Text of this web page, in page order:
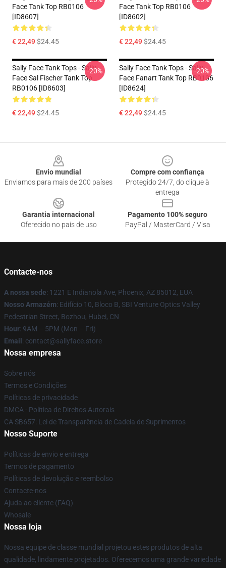
Face Tank Top RB0106
[ID8607]
€ 22,49$24.45
Face Tank Top RB0106
[ID8602]
€ 22,49$24.45
Sally Face Tank Tops - Sally
Face Sal Fischer Tank Top
RB0106 [ID8603]
€ 22,49$24.45
-20%
Sally Face Tank Tops - Sally
Face Fanart Tank Top RB0106
[ID8624]
€ 22,49$24.45
-20%
Envio mundial
Enviamos para mais de 200 países
Compre com confiança
Protegido 24/7, do clique à
entrega
Garantia internacional
Oferecido no país de uso
Pagamento 100% seguro
PayPal / MasterCard / Visa
Contacte-nos
A nossa sede: 1221 E Indianola Ave, Phoenix, AZ 85012, EUA
Nosso Armazém: Edifício 10, Bloco B, SBI Venture Optics Valley
Pedestrian Street, Bozhou, Hubei, CN
Hour: 9AM – 5PM (Mon – Fri)
Email : contact@sallyface.store
Nossa empresa
Sobre nós
Termos e Condições
Políticas de privacidade
DMCA - Política de Direitos Autorais
CA SB657: Lei de Transparência de Cadeia de Suprimentos
Nosso Suporte
Políticas de envio e entrega
Termos de pagamento
Políticas de devolução e reembolso
Contacte-nos
Ajuda ao cliente (FAQ)
Whosale
Nossa loja
Nossa equipe de classe mundial projetou estes produtos de alta
qualidade, lindamente projetados. Oferecemos uma grande variedade